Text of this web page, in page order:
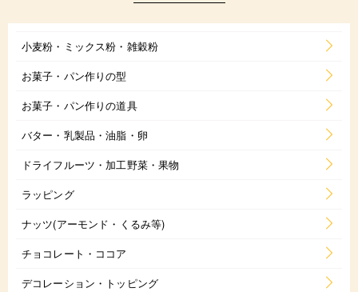
小麦粉・ミックス粉・雑穀粉
お菓子・パン作りの型
お菓子・パン作りの道具
バター・乳製品・油脂・卵
ドライフルーツ・加工野菜・果物
ラッピング
ナッツ(アーモンド・くるみ等)
チョコレート・ココア
デコレーション・トッピング